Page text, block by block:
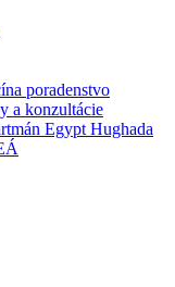
poradenstvo
a konzultácie
Egypt Hughada